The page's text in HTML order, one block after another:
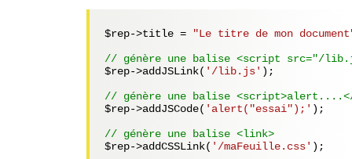
$rep->title =
"Le titre de mon
// génère une balise <script src="/
$rep->addJSLink( '/lib.js' );
// génère une balise
$rep->addJSCode( 'alert("essai");' );
// génère une balise <link>
$rep->addCSSLink( '/maFeuille.css' );